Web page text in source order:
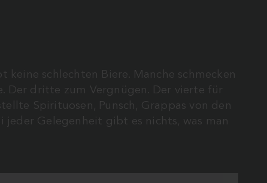
schlechten Biere. Manche schmecken
Der dritte zum Vergnügen. Der vierte für
Spirituosen, Punsch, Grappas von den
Gelegenheit gibt es nichts, was man